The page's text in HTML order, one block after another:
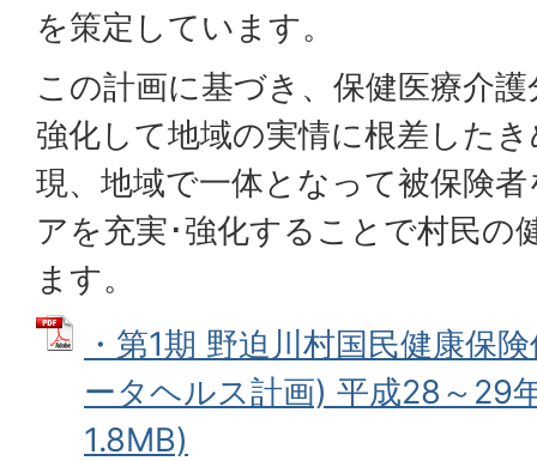
を策定しています。
この計画に基づき、保健医療介
強化して地域の実情に根差した
現、地域で一体となって被保険
アを充実･強化することで村民の
ます。
・第1期 野迫川村国民健康保
ータヘルス計画) 平成28～29
1.8MB)